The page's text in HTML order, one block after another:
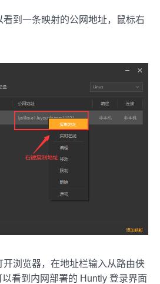
到一条映射的公网地址，鼠标右
开浏览器，在地址栏输入从路由侠
看到内网部署的 Huntly 登录界面